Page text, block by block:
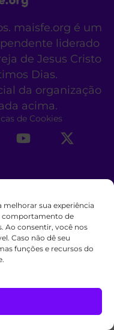
sua experiência
comportamento de
Ao consentir, você nos
Caso não dê seu
funções e recursos do
maisfe.org é um
liderado
de Jesus Cristo
Dias.
da organização
acima.
de Cookies